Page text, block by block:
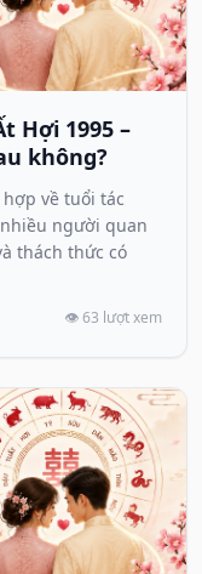
Hợi 1995 –
không?
về tuổi tác
người quan
thách thức có
👁️ 63 lượt xem